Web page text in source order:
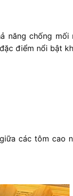
năng chống mối
điểm nổi bật
các tôm cao